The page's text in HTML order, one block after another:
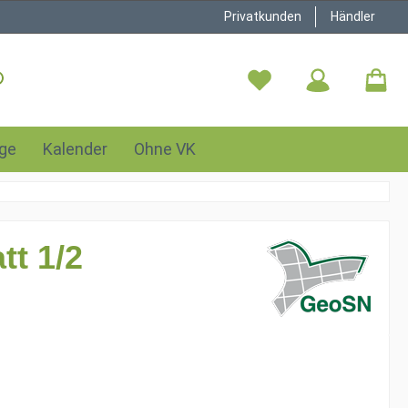
Privatkunden Händler
Kalender Ohne VK
1/2